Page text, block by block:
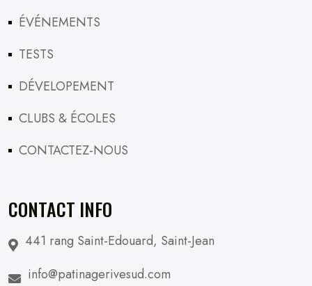
ÉVÉNEMENTS
TESTS
DÉVELOPEMENT
CLUBS & ÉCOLES
CONTACTEZ-NOUS
CONTACT INFO
441 rang Saint-Edouard, Saint-Jean
info@patinagerivesud.com